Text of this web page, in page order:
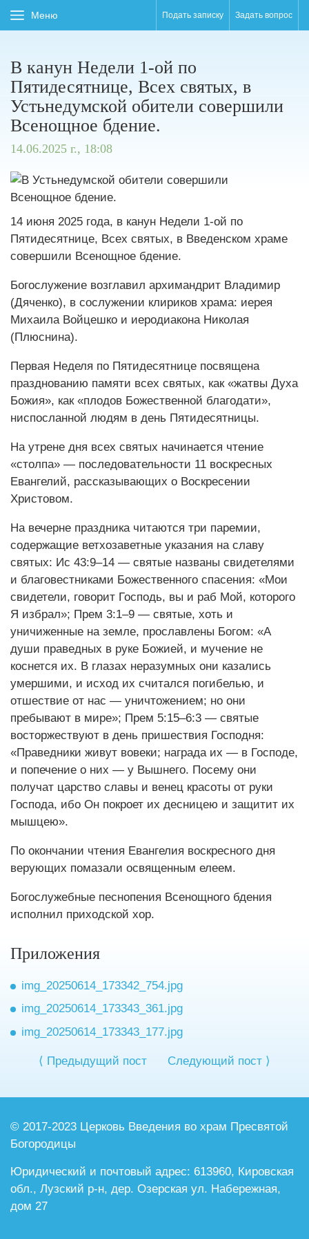
Меню Подать записку Задать вопрос
В канун Недели 1-ой по
Пятидесятнице, Всех святых, в
Устьнедумской обители совершили
Всенощное бдение.
14.06.2025 г., 18:08
14 июня 2025 года, в канун Недели 1-ой по
Пятидесятнице, Всех святых, в Введенском храме
совершили Всенощное бдение.
Богослужение возглавил архимандрит Владимир
(Дяченко), в сослужении клириков храма: иерея
Михаила Войцешко и иеродиакона Николая
(Плюснина).
Первая Неделя по Пятидесятнице посвящена
празднованию памяти всех святых, как «жатвы Духа
Божия», как «плодов Божественной благодати»,
ниспосланной людям в день Пятидесятницы.
На утрене дня всех святых начинается чтение
«столпа» — последовательности 11 воскресных
Евангелий, рассказывающих о Воскресении
Христовом.
На вечерне праздника читаются три паремии,
содержащие ветхозаветные указания на славу
святых: Ис 43:9–14 — святые названы свидетелями
и благовестниками Божественного спасения: «Мои
свидетели, говорит Господь, вы и раб Мой, которого
Я избрал»; Прем 3:1–9 — святые, хоть и
уничиженные на земле, прославлены Богом: «А
души праведных в руке Божией, и мучение не
коснется их. В глазах неразумных они казались
умершими, и исход их считался погибелью, и
отшествие от нас — уничтожением; но они
пребывают в мире»; Прем 5:15–6:3 — святые
восторжествуют в день пришествия Господня:
«Праведники живут вовеки; награда их — в Господе,
и попечение о них — у Вышнего. Посему они
получат царство славы и венец красоты от руки
Господа, ибо Он покроет их десницею и защитит их
мышцею».
По окончании чтения Евангелия воскресного дня
верующих помазали освященным елеем.
Богослужебные песнопения Всенощного бдения
исполнил приходской хор.
Приложения
img_20250614_173342_754.jpg
img_20250614_173343_361.jpg
img_20250614_173343_177.jpg
⟨ Предыдущий пост Следующий пост ⟩
© 2017-2023 Церковь Введения во храм Пресвятой
Богородицы
Юридический и почтовый адрес: 613960, Кировская
обл., Лузский р-н, дер. Озерская ул. Набережная,
дом 27